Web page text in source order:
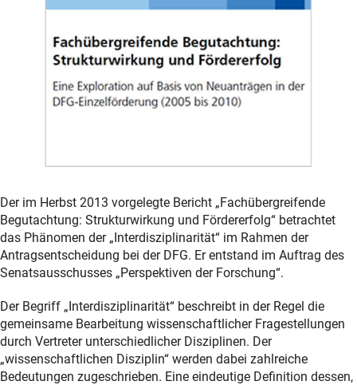
Der im Herbst 2013 vorgelegte Bericht „Fachübergreifende
Begutachtung: Strukturwirkung und Fördererfolg“ betrachtet
das Phänomen der „Interdisziplinarität“ im Rahmen der
Antragsentscheidung bei der DFG. Er entstand im Auftrag des
Senatsausschusses „Perspektiven der Forschung“.
Der Begriff „Interdisziplinarität“ beschreibt in der Regel die
gemeinsame Bearbeitung wissenschaftlicher Fragestellungen
durch Vertreter unterschiedlicher Disziplinen. Der
„wissenschaftlichen Disziplin“ werden dabei zahlreiche
Bedeutungen zugeschrieben. Eine eindeutige Definition dessen,